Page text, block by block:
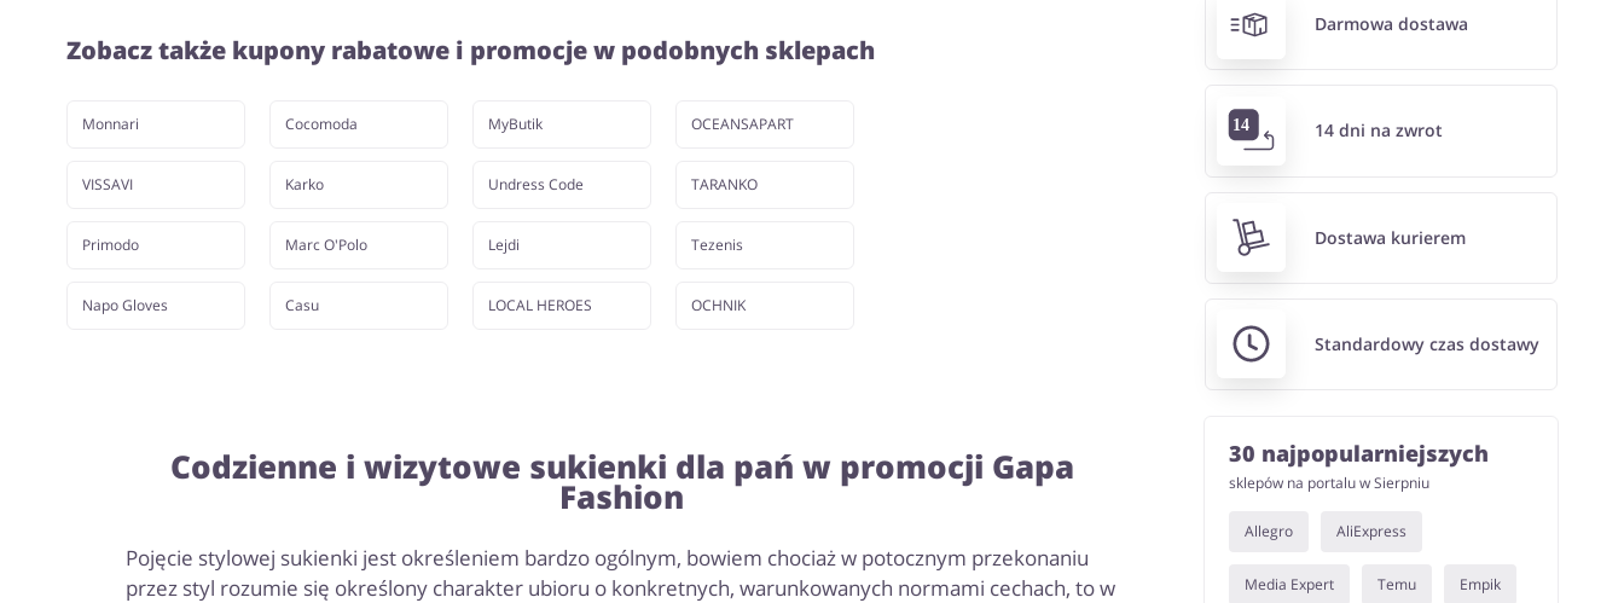
Zobacz także kupony rabatowe i promocje w podobnych sklepach
Monnari
VISSAVI
Primodo
Napo Gloves
Cocomoda
Karko
Marc O'Polo
Casu
MyButik
Undress Code
Lejdi
LOCAL HEROES
OCEANSAPART
TARANKO
Tezenis
OCHNIK
Codzienne i wizytowe sukienki dla pań w promocji Gapa
Fashion
Pojęcie stylowej sukienki jest określeniem bardzo ogólnym, bowiem chociaż w potocznym przekonaniu
przez styl rozumie się określony charakter ubioru o konkretnych, warunkowanych normami cechach, to w
Darmowa dostawa
14 dni na zwrot
Dostawa kurierem
Standardowy czas dostawy
30 najpopularniejszych
sklepów na portalu w Sierpniu
Allegro AliExpress
Media Expert Temu Empik